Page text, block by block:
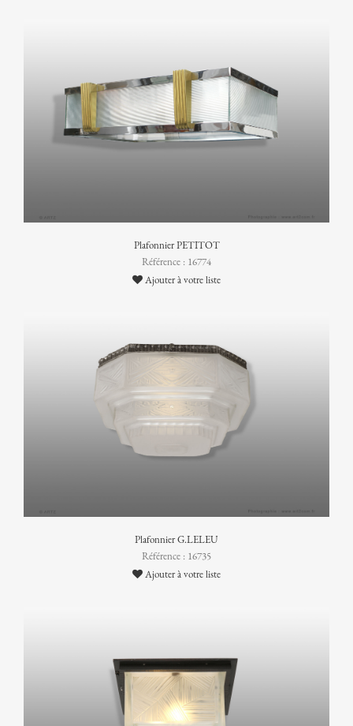
Plafonnier PETITOT
Référence : 16774
Ajouter à votre liste
Plafonnier G.LELEU
Référence : 16735
Ajouter à votre liste